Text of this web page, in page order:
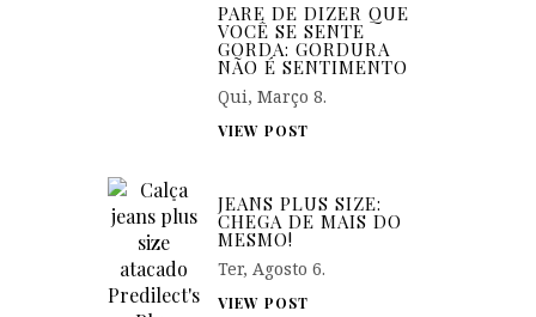
PARE DE DIZER QUE
VOCÊ SE SENTE
GORDA: GORDURA
NÃO É SENTIMENTO
Qui, Março 8.
VIEW POST
JEANS PLUS SIZE:
CHEGA DE MAIS DO
MESMO!
Ter, Agosto 6.
VIEW POST